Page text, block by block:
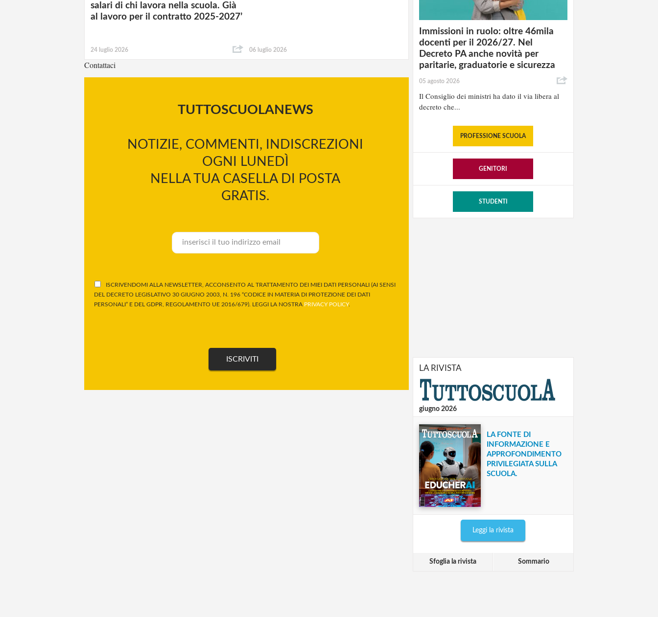
salari di chi lavora nella scuola. Già
al lavoro per il contratto 2025-2027’
24 luglio 2026 06 luglio 2026
Contattaci
TUTTOSCUOLANEWS
NOTIZIE, COMMENTI, INDISCREZIONI
OGNI LUNEDÌ
NELLA TUA CASELLA DI POSTA
GRATIS.
ISCRIVENDOMI ALLA NEWSLETTER, ACCONSENTO AL TRATTAMENTO DEI MIEI DATI PERSONALI (AI SENSI
DEL DECRETO LEGISLATIVO 30 GIUGNO 2003, N. 196 “CODICE IN MATERIA DI PROTEZIONE DEI DATI
PERSONALI” E DEL GDPR, REGOLAMENTO UE 2016/679). LEGGI LA NOSTRA PRIVACY POLICY.
Immissioni in ruolo: oltre 46mila
docenti per il 2026/27. Nel
Decreto PA anche novità per
paritarie, graduatorie e sicurezza
05 agosto 2026
Il Consiglio dei ministri ha dato il via libera al
decreto che...
PROFESSIONE SCUOLA
GENITORI
STUDENTI
LA RIVISTA
giugno 2026
LA FONTE DI
INFORMAZIONE E
APPROFONDIMENTO
PRIVILEGIATA SULLA
SCUOLA.
Leggi la rivista
Sfoglia la rivista Sommario